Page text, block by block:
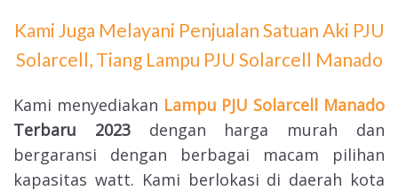
Kami Juga Melayani Penjualan Satuan Aki PJU
Solarcell, Tiang Lampu PJU Solarcell Manado
Kami menyediakan Lampu PJU Solarcell Manado
Terbaru 2023dengan harga murah dan
bergaransi dengan berbagai macam pilihan
kapasitas watt. Kami berlokasi di daerah kota